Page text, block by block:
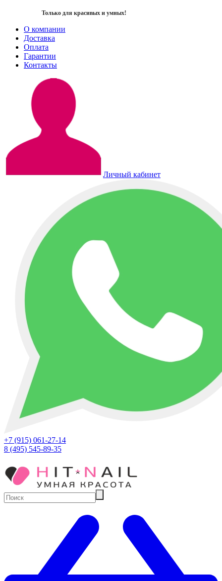
Только для красивых и умных!
О компании
Доставка
Оплата
Гарантии
Контакты
Личный кабинет
+7 (915) 061-27-14
8 (495) 545-89-35